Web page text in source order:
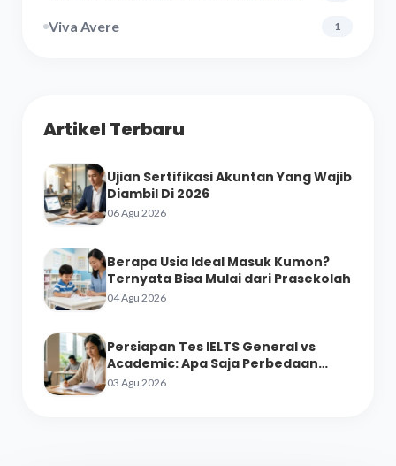
Viva Avere 1
Artikel Terbaru
Ujian Sertifikasi Akuntan Yang Wajib
Diambil Di 2026
06 Agu 2026
Berapa Usia Ideal Masuk Kumon?
Ternyata Bisa Mulai dari Prasekolah
04 Agu 2026
Persiapan Tes IELTS General vs
Academic: Apa Saja Perbedaan
Materinya?
03 Agu 2026